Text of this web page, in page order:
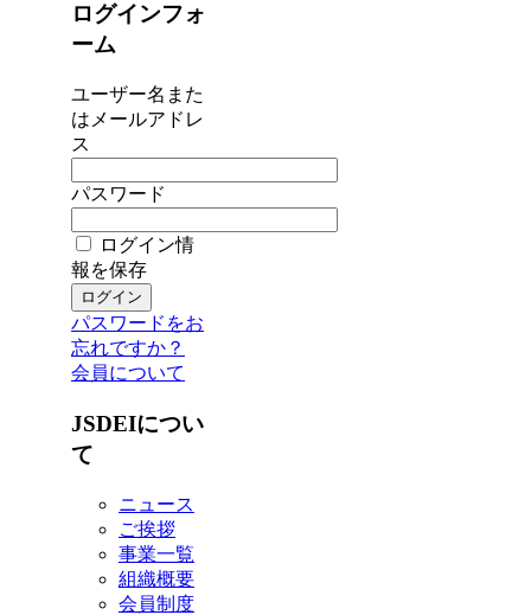
ログインフォ
ーム
ユーザー名また
はメールアドレ
ス
パスワード
ログイン情
報を保存
パスワードをお
忘れですか？
会員について
JSDEIについ
て
ニュース
ご挨拶
事業一覧
組織概要
会員制度